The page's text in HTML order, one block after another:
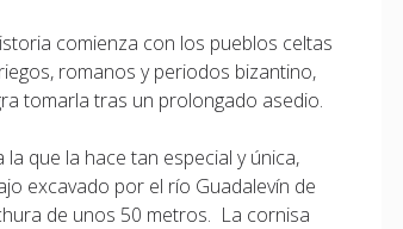
comienza con los pueblos celtas
romanos y periodos bizantino,
tomarla tras un prolongado asedio.
que la hace tan especial y única,
excavado por el río Guadalevín de
de unos 50 metros. La cornisa